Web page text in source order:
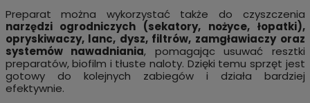
Preparat można wykorzystać także do czyszczenia
narzędzi ogrodniczych (sekatory, nożyce, łopatki),
opryskiwaczy, lanc, dysz, filtrów, zamgławiaczy oraz
systemów nawadniania, pomagając usuwać resztki
preparatów, biofilm i tłuste naloty. Dzięki temu sprzęt jest
gotowy do kolejnych zabiegów i działa bardziej
efektywnie.